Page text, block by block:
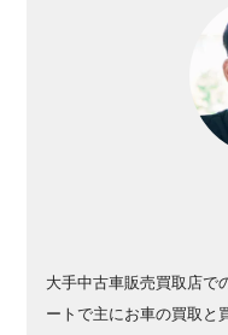
大手中古車販売買取店で
ートで主にお車の買取と